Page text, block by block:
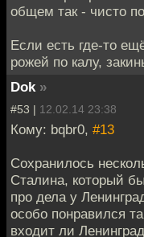
общем так - чисто
Если есть где-то
рожей по калу,
Dok »
#53 | 12.02.14 23:38
Кому: bqbr0, #13
Сохранилось
Сталина, который
про дела у
особо понравился
входит ли